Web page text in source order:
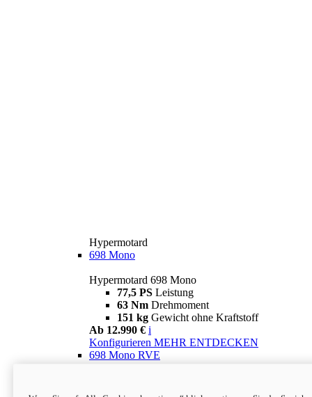
Hypermotard
698 Mono
Hypermotard 698 Mono
77,5 PS Leistung
63 Nm Drehmoment
151 kg Gewicht ohne Kraftstoff
Ab 12.990 € i
Konfigurieren MEHR ENTDECKEN
698 Mono RVE
77,5 PS
Leistung